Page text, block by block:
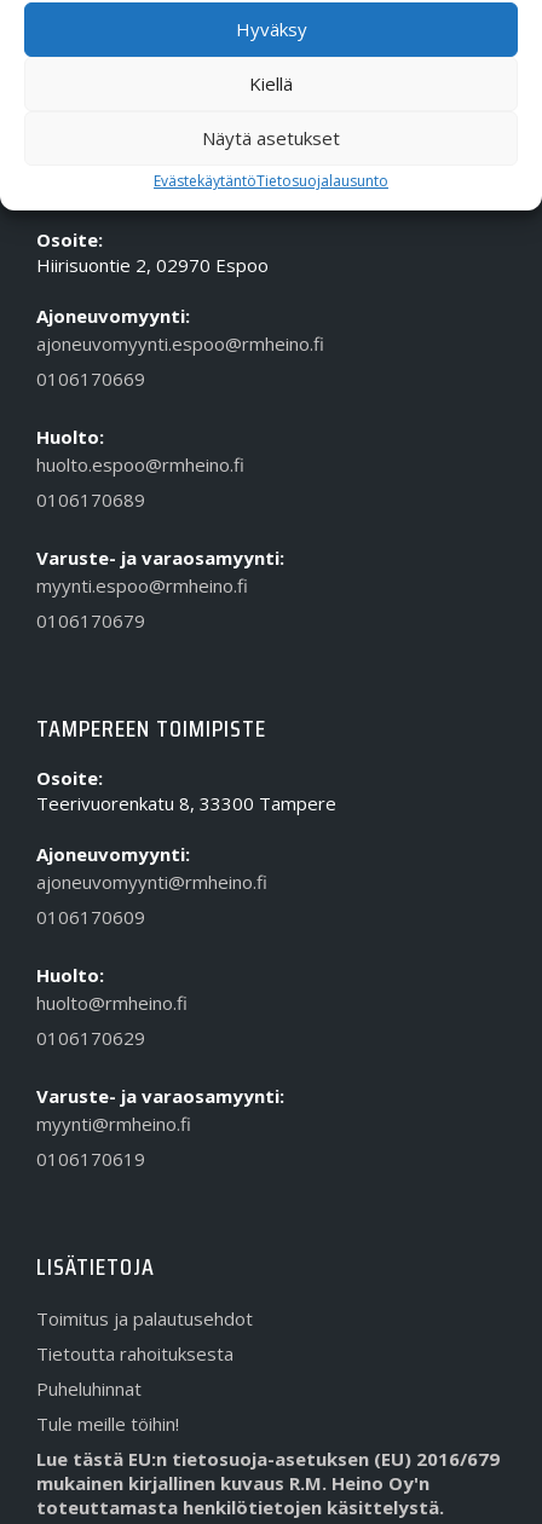
Hyväksy
Kiellä
Näytä asetukset
EvästekäytäntöTietosuojalausunto
Myynti: ma-pe 10-18, la 10-14
Huolto Tampere: ma-pe 09-17
ESPOON TOIMIPISTE
Osoite:
Hiirisuontie 2, 02970 Espoo
Ajoneuvomyynti:
ajoneuvomyynti.espoo@rmheino.fi
0106170669
Huolto:
huolto.espoo@rmheino.fi
0106170689
Varuste- ja varaosamyynti:
myynti.espoo@rmheino.fi
0106170679
TAMPEREEN TOIMIPISTE
Osoite:
Teerivuorenkatu 8, 33300 Tampere
Ajoneuvomyynti:
ajoneuvomyynti@rmheino.fi
0106170609
Huolto:
huolto@rmheino.fi
0106170629
Varuste- ja varaosamyynti:
myynti@rmheino.fi
0106170619
LISÄTIETOJA
Toimitus ja palautusehdot
Tietoutta rahoituksesta
Puheluhinnat
Tule meille töihin!
Lue tästä EU:n tietosuoja-asetuksen (EU) 2016/679
mukainen kirjallinen kuvaus R.M. Heino Oy'n
toteuttamasta henkilötietojen käsittelystä.